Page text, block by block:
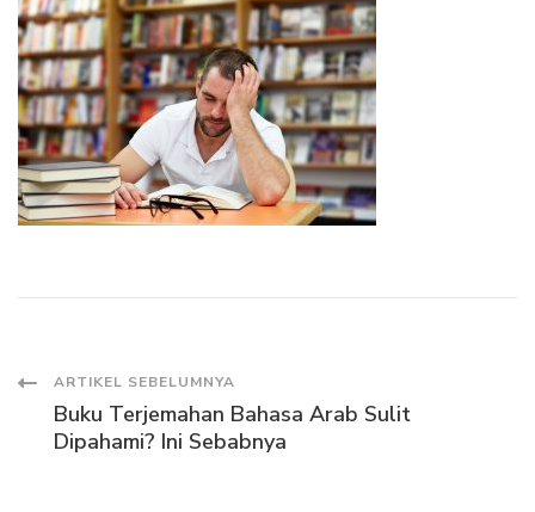
Navigasi
Artikel
ARTIKEL SEBELUMNYA
Buku Terjemahan Bahasa Arab Sulit
Dipahami? Ini Sebabnya